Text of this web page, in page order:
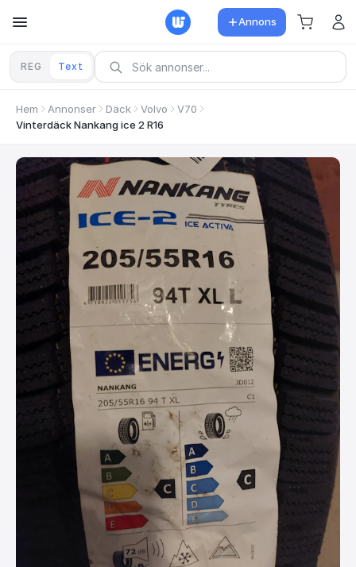
Annons
REG Text
Hem Annonser Däck Volvo
V70
Vinterdäck Nankang ice 2 R16